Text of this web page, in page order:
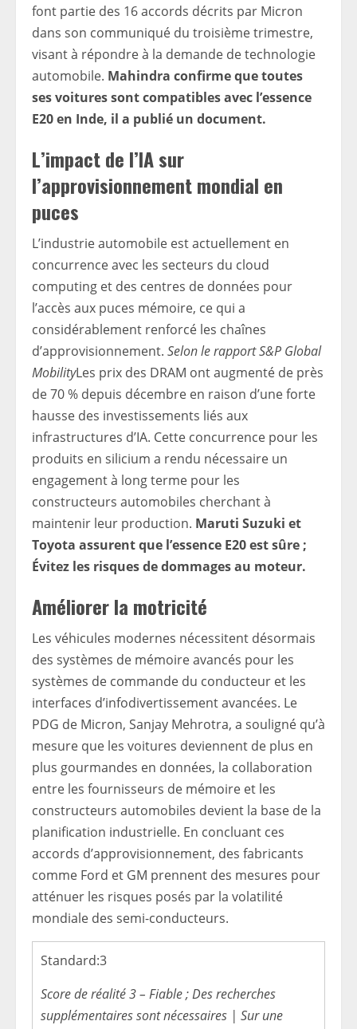
font partie des 16 accords décrits par Micron
dans son communiqué du troisième trimestre,
visant à répondre à la demande de technologie
automobile. Mahindra confirme que toutes
ses voitures sont compatibles avec l’essence
E20 en Inde, il a publié un document.
L’impact de l’IA sur
l’approvisionnement mondial en
puces
L’industrie automobile est actuellement en
concurrence avec les secteurs du cloud
computing et des centres de données pour
l’accès aux puces mémoire, ce qui a
considérablement renforcé les chaînes
d’approvisionnement. Selon le rapport S&P Global
MobilityLes prix des DRAM ont augmenté de près
de 70 % depuis décembre en raison d’une forte
hausse des investissements liés aux
infrastructures d’IA. Cette concurrence pour les
produits en silicium a rendu nécessaire un
engagement à long terme pour les
constructeurs automobiles cherchant à
maintenir leur production. Maruti Suzuki et
Toyota assurent que l’essence E20 est sûre ;
Évitez les risques de dommages au moteur.
Améliorer la motricité
Les véhicules modernes nécessitent désormais
des systèmes de mémoire avancés pour les
systèmes de commande du conducteur et les
interfaces d’infodivertissement avancées. Le
PDG de Micron, Sanjay Mehrotra, a souligné qu’à
mesure que les voitures deviennent de plus en
plus gourmandes en données, la collaboration
entre les fournisseurs de mémoire et les
constructeurs automobiles devient la base de la
planification industrielle. En concluant ces
accords d’approvisionnement, des fabricants
comme Ford et GM prennent des mesures pour
atténuer les risques posés par la volatilité
mondiale des semi-conducteurs.
Standard:3
Score de réalité 3 – Fiable ; Des recherches
supplémentaires sont nécessaires | Sur une